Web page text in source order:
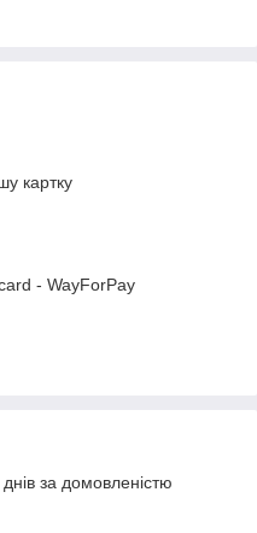
картку
- WayForPay
за домовленістю